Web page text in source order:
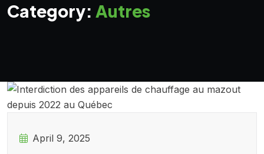
Category: Autres
April 9, 2025